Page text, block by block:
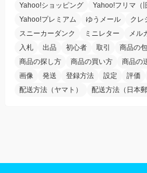
Yahoo!ショッピング
Yahoo!フリマ（
Yahoo!プレミアム
ゆうメール クレ
スニーカーダンク
ミニレター メル
入札
出品 初心者 取引 商品の
商品の探し方
商品の買い方 商品の
画像
発送 登録方法 設定 評価
配送方法（ヤマト）
配送方法（日本郵